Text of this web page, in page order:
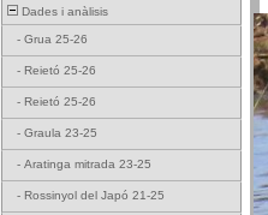
Dades i anàlisis
- Grua 25-26
- Reietó 25-26
- Reietó 25-26
- Graula 23-25
- Aratinga mitrada 23-25
- Rossinyol del Japó 21-25